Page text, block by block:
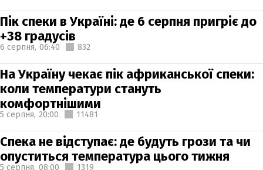
Пік спеки в Україні: де 6 серпня пригріє до
+38 градусів
6 серпня, 06:40 832
На Україну чекає пік африканської спеки:
коли температури стануть
комфортнішими
5 серпня, 20:00 11481
Спека не відступає: де будуть грози та чи
опуститься температура цього тижня
5 серпня, 08:00 1319